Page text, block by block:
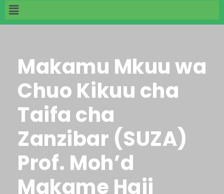
Makamu Mkuu wa
Chuo Kikuu cha
Taifa cha
Zanzibar (SUZA)
Prof. Moh’d
Makame Haji